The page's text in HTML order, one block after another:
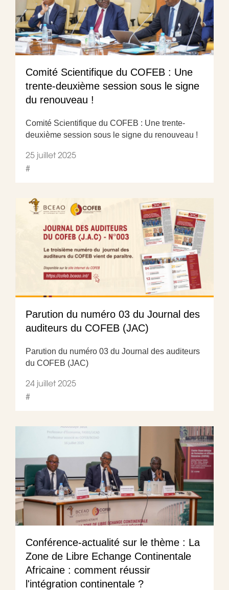
Comité Scientifique du COFEB : Une
trente-deuxième session sous le signe
du renouveau !
Comité Scientifique du COFEB : Une trente-
deuxième session sous le signe du renouveau !
25 juillet 2025
#
Parution du numéro 03 du Journal des
auditeurs du COFEB (JAC)
Parution du numéro 03 du Journal des auditeurs
du COFEB (JAC)
24 juillet 2025
#
Conférence-actualité sur le thème : La
Zone de Libre Echange Continentale
Africaine : comment réussir
l'intégration continentale ?